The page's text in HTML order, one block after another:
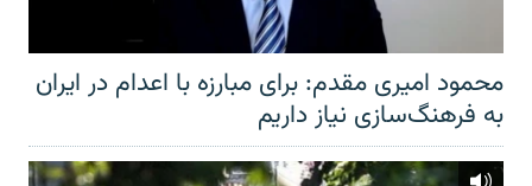
محمود امیری مقدم: برای مبارزه با اعدام در ایران
به فرهنگ‌سازی نیاز داریم